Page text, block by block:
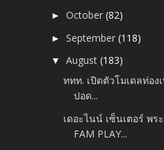
►October(82)
►September(118)
▼August(183)
ททท. เปิดตัวโมเดลท่อง
ปอด...
เดอะไนน์ เซ็นเตอร์ พ
FAM PLAY...